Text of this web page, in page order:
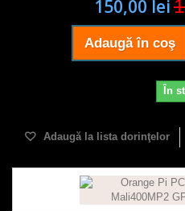
150,00 lei
Adaugă în coş
În
Adaugă la lista dorinţelor